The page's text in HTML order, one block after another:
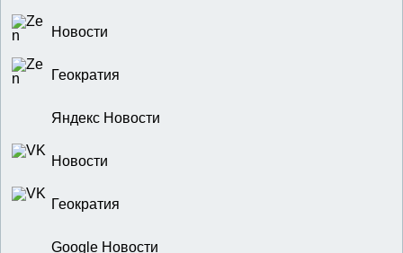
Новости
Геократия
Яндекс Новости
Новости
Геократия
Google Новости